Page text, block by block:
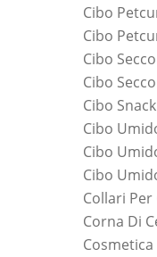
Cibo
Cibo
Cibo
Cibo
Cibo
Cibo
Cibo
Cibo
Collari Per
Corna Di
Cosmetica